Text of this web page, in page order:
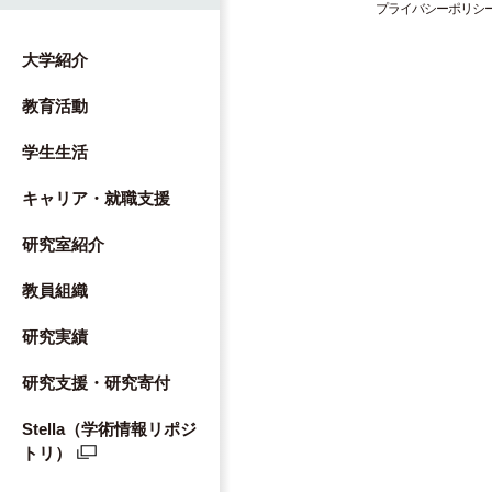
大学紹介
教育活動
学生生活
キャリア・就職支援
研究室紹介
教員組織
研究実績
研究支援・研究寄付
Stella（学術情報リポジ
トリ）
プライバシーポリシ